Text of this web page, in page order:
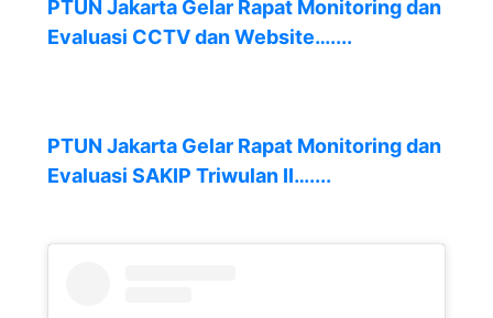
PTUN Jakarta Gelar Rapat Monitoring dan
Evaluasi CCTV dan Website…....
PTUN Jakarta Gelar Rapat Monitoring dan
Evaluasi SAKIP Triwulan II…....